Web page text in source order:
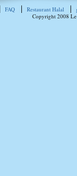
FAQ Restaurant Halal
Copyright 2008